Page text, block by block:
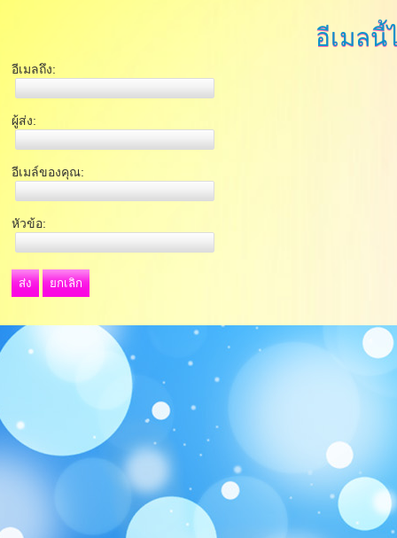
อีเมลนี้
อีเมลถึง:
ผู้ส่ง:
อีเมล์ของคุณ:
หัวข้อ:
ส่ง ยกเลิก